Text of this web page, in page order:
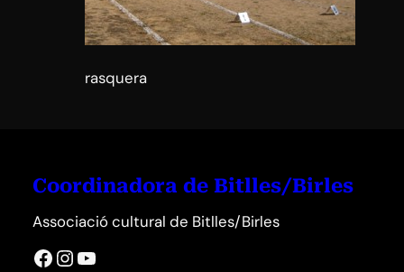
rasquera
Coordinadora de Bitlles/Birles
Associació cultural de Bitlles/Birles
Facebook InstagramYouTube